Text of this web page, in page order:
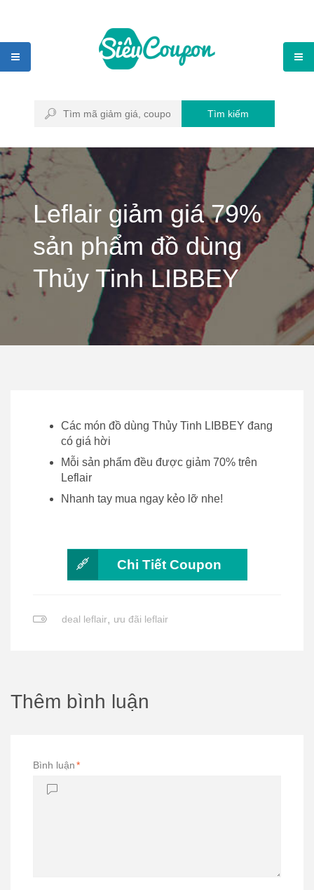
Tìm kiếm
Leflair giảm giá 79%
sản phẩm đồ dùng
Thủy Tinh LIBBEY
Các món đồ dùng Thủy Tinh LIBBEY đang
có giá hời
Mỗi sản phẩm đều được giảm 70% trên
Leflair
Nhanh tay mua ngay kẻo lỡ nhe!
Chi Tiết Coupon
deal leflair, ưu đãi leflair
Thêm bình luận
Bình luận*